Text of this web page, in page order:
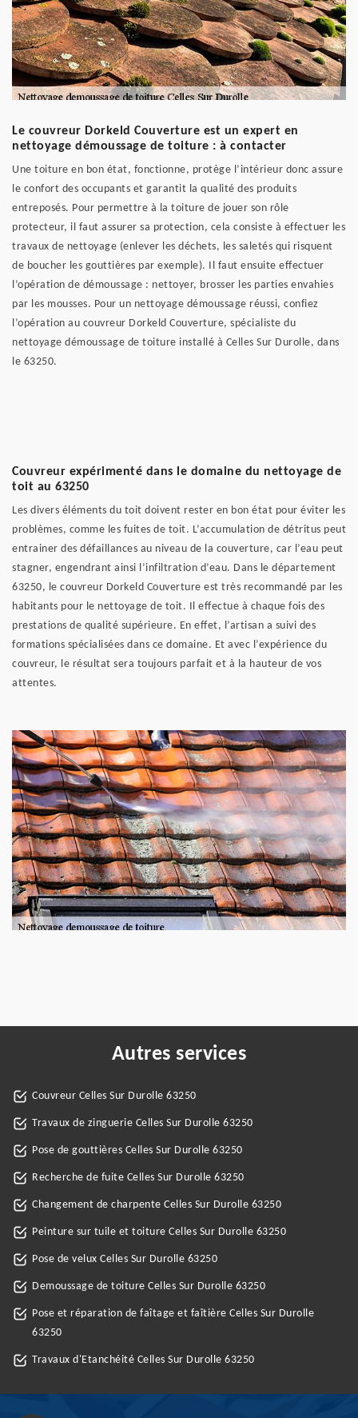
Le couvreur Dorkeld Couverture est un expert en
nettoyage démoussage de toiture : à contacter
Une toiture en bon état, fonctionne, protège l’intérieur donc assure
le confort des occupants et garantit la qualité des produits
entreposés. Pour permettre à la toiture de jouer son rôle
protecteur, il faut assurer sa protection, cela consiste à effectuer les
travaux de nettoyage (enlever les déchets, les saletés qui risquent
de boucher les gouttières par exemple). Il faut ensuite effectuer
l’opération de démoussage : nettoyer, brosser les parties envahies
par les mousses. Pour un nettoyage démoussage réussi, confiez
l’opération au couvreur Dorkeld Couverture, spécialiste du
nettoyage démoussage de toiture installé à Celles Sur Durolle, dans
le 63250.
Couvreur expérimenté dans le domaine du nettoyage de
toit au 63250
Les divers éléments du toit doivent rester en bon état pour éviter les
problèmes, comme les fuites de toit. L’accumulation de détritus peut
entrainer des défaillances au niveau de la couverture, car l’eau peut
stagner, engendrant ainsi l’infiltration d’eau. Dans le département
63250, le couvreur Dorkeld Couverture est très recommandé par les
habitants pour le nettoyage de toit. Il effectue à chaque fois des
prestations de qualité supérieure. En effet, l’artisan a suivi des
formations spécialisées dans ce domaine. Et avec l’expérience du
couvreur, le résultat sera toujours parfait et à la hauteur de vos
attentes.
Autres services
Couvreur Celles Sur Durolle 63250
Travaux de zinguerie Celles Sur Durolle 63250
Pose de gouttières Celles Sur Durolle 63250
Recherche de fuite Celles Sur Durolle 63250
Changement de charpente Celles Sur Durolle 63250
Peinture sur tuile et toiture Celles Sur Durolle 63250
Pose de velux Celles Sur Durolle 63250
Demoussage de toiture Celles Sur Durolle 63250
Pose et réparation de faîtage et faîtière Celles Sur Durolle
63250
Travaux d'Etanchéité Celles Sur Durolle 63250